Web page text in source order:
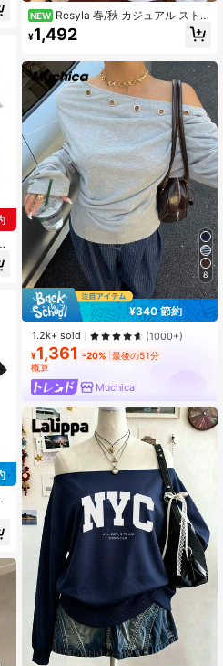
NEW Resyla 春/秋 カジュアル ストラ
イプ フローラル プリント 長袖Tシャ
ツ
¥1,492
8
¥340 節約
1.2k+ sold (1000+)
¥1,361 -20% 最後の51分
概算
Muchica